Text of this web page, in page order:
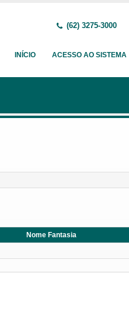
(62) 3275-3000
INÍCIO ACESSO AO SISTEMA
Nome Fantasia